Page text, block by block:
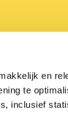
en
te
inclusief
Arnhemse
3708 AG Zeist